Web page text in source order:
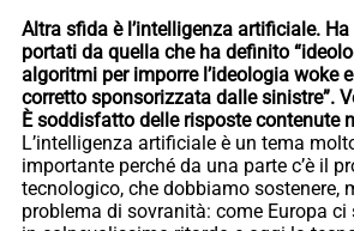
Altra sfida è l’intelligenza artificiale.
portati da quella che ha definito
algoritmi per imporre l’ideologia woke
corretto sponsorizzata dalle sinistre”.
È soddisfatto delle risposte contenute
L’intelligenza artificiale è un tema
importante perché da una parte c’è il
tecnologico, che dobbiamo sostenere,
problema di sovranità: come Europa